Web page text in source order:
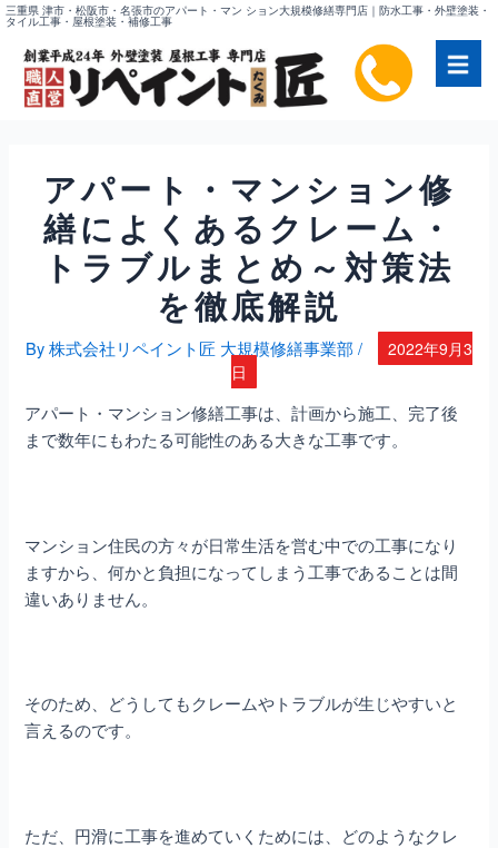
内三重県 津市・松阪市・名張市のアパート・マン ション大規模修繕専門店｜防水工事・外壁塗装・
タイル工事・屋根塗装・補修工事
アパート・マンション修
繕によくあるクレーム・
トラブルまとめ～対策法
を徹底解説
By株式会社リペイント匠 大規模修繕事業部 /
2022年9月3
日
アパート・マンション修繕工事は、計画から施工、完了後
まで数年にもわたる可能性のある大きな工事です。
マンション住民の方々が日常生活を営む中での工事になり
ますから、何かと負担になってしまう工事であることは間
違いありません。
そのため、どうしてもクレームやトラブルが生じやすいと
言えるのです。
ただ、円滑に工事を進めていくためには、どのようなクレ